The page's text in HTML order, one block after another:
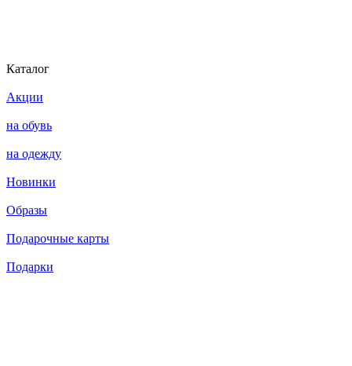
Каталог
Акции
на обувь
на одежду
Новинки
Образы
Подарочные карты
Подарки